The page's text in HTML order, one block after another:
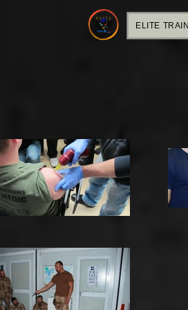
ELITE